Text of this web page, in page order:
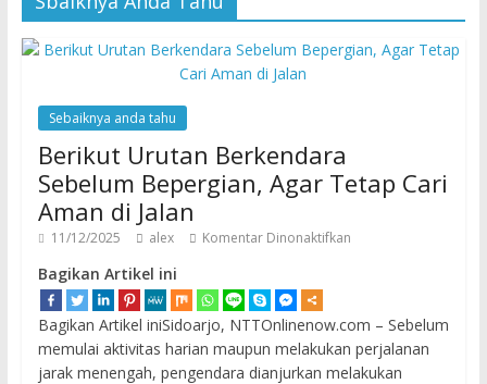
Sebaiknya anda tahu
Berikut Urutan Berkendara
Sebelum Bepergian, Agar Tetap Cari
Aman di Jalan
11/12/2025 alex Komentar Dinonaktifkan
Bagikan Artikel ini
Bagikan Artikel iniSidoarjo, NTTOnlinenow.com – Sebelum
memulai aktivitas harian maupun melakukan perjalanan
jarak menengah, pengendara dianjurkan melakukan